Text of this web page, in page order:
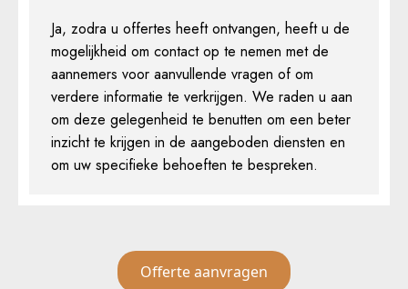
Ja, zodra u offertes heeft ontvangen, heeft u de
mogelijkheid om contact op te nemen met de
aannemers voor aanvullende vragen of om
verdere informatie te verkrijgen. We raden u aan
om deze gelegenheid te benutten om een beter
inzicht te krijgen in de aangeboden diensten en
om uw specifieke behoeften te bespreken.
Offerte aanvragen